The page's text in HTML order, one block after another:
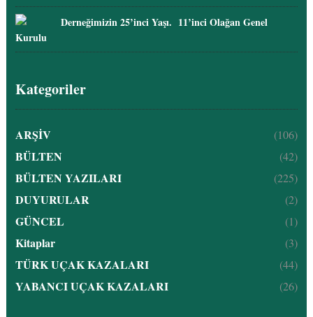
Derneğimizin 25’inci Yaşı. 11’inci Olağan Genel
Kurulu
Kategoriler
ARŞİV (106)
BÜLTEN (42)
BÜLTEN YAZILARI (225)
DUYURULAR (2)
GÜNCEL (1)
Kitaplar (3)
TÜRK UÇAK KAZALARI (44)
YABANCI UÇAK KAZALARI (26)